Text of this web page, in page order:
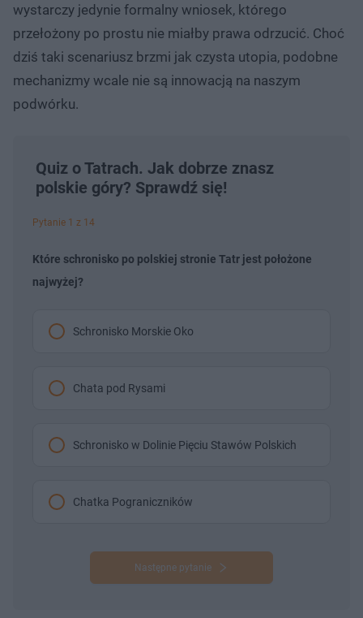
wystarczy jedynie formalny wniosek, którego
przełożony po prostu nie miałby prawa odrzucić. Choć
dziś taki scenariusz brzmi jak czysta utopia, podobne
mechanizmy wcale nie są innowacją na naszym
podwórku.
Quiz o Tatrach. Jak dobrze znasz
polskie góry? Sprawdź się!
Pytanie 1 z 14
Które schronisko po polskiej stronie Tatr jest położone
najwyżej?
Schronisko Morskie Oko
Chata pod Rysami
Schronisko w Dolinie Pięciu Stawów Polskich
Chatka Pograniczników
Następne pytanie